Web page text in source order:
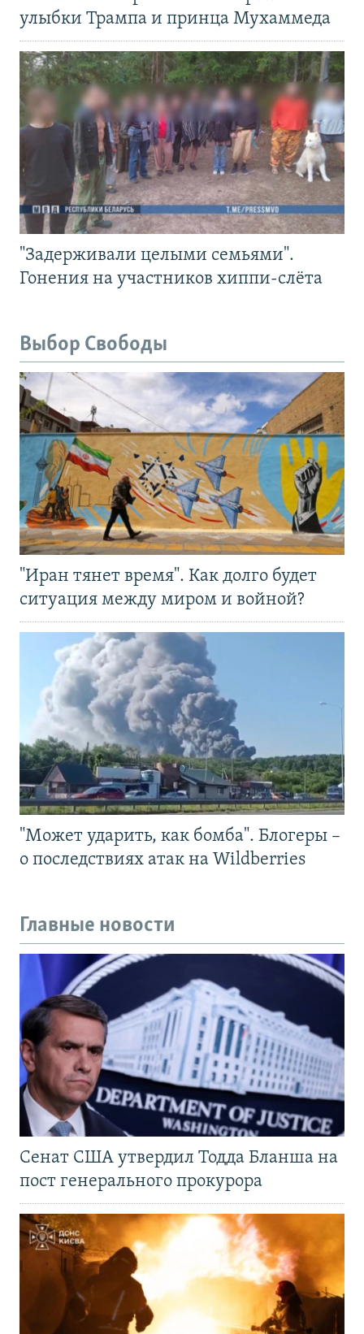
улыбки Трампа и принца Мухаммеда
"Задерживали целыми семьями".
Гонения на участников хиппи-слёта
Выбор Свободы
"Иран тянет время". Как долго будет
ситуация между миром и войной?
"Может ударить, как бомба". Блогеры –
о последствиях атак на Wildberries
Главные новости
Сенат США утвердил Тодда Бланша на
пост генерального прокурора